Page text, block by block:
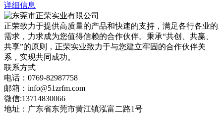
详细信息
正荣致力于提供高质量的产品和快速的支持，满足各行各业的
需求，力求成为您值得信赖的合作伙伴。秉承“共创、共赢、
共享”的原则，正荣实业致力于与您建立牢固的合作伙伴关
系，实现共同成功。
联系方式
电话：0769-82987758
邮箱：info@51zrfm.com
微信:13714830066
地址：广东省东莞市黄江镇泓富二路1号